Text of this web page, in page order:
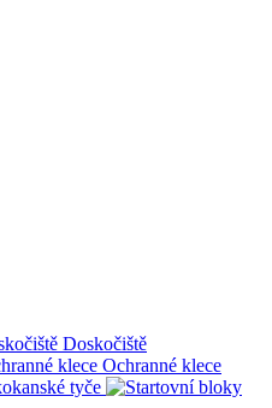
Doskočiště
Ochranné klece
tyče